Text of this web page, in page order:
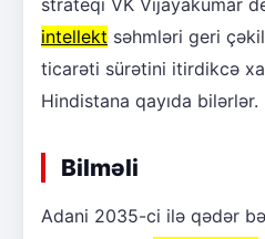
strateqi VK Vijayakumar
intellekt səhmləri geri
ticarəti sürətini itirdikcə
Hindistana qayıda bilərlər.
Bilməli
Adani 2035-ci ilə qədər